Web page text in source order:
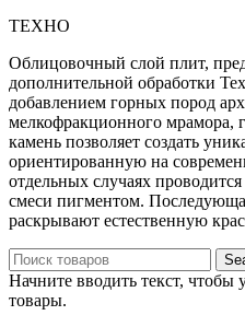
ТЕХНО
Облицовочный слой плит,
дополнительной обработки
добавлением горных пород
мелкофракционного мрамора,
камень позволяет создать
ориентированную на
отдельных случаях
смеси пигментом.
раскрывают естественную
Начните вводить текст, чтобы
товары.